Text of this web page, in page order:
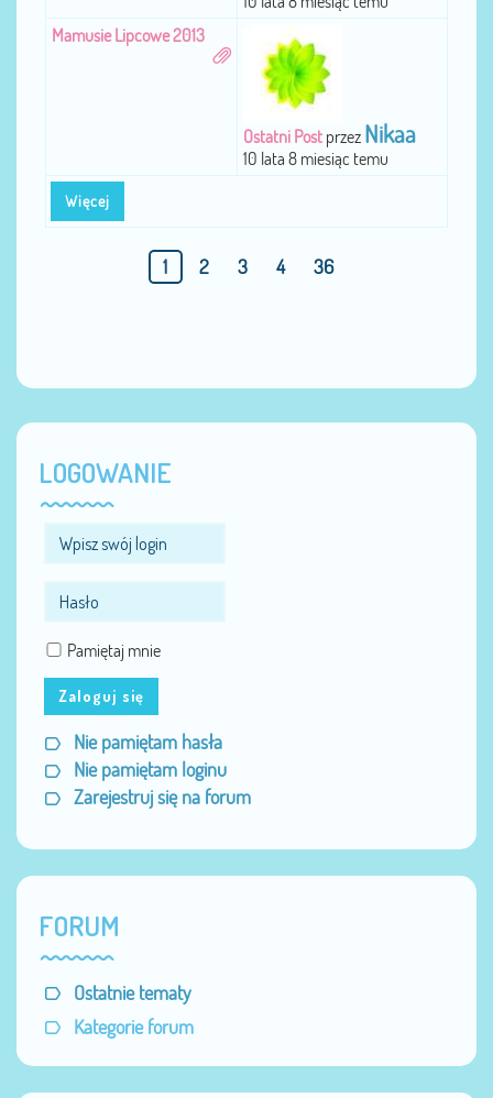
Więcej
Mamusie Lipcowe 2013
Ostatni Post przez Nikaa
10 lata 8 miesiąc temu
1 2 3 4 36
LOGOWANIE
Pamiętaj mnie
Zaloguj się
Nie pamiętam hasła
Nie pamiętam loginu
Zarejestruj się na forum
FORUM
Ostatnie tematy
Kategorie forum